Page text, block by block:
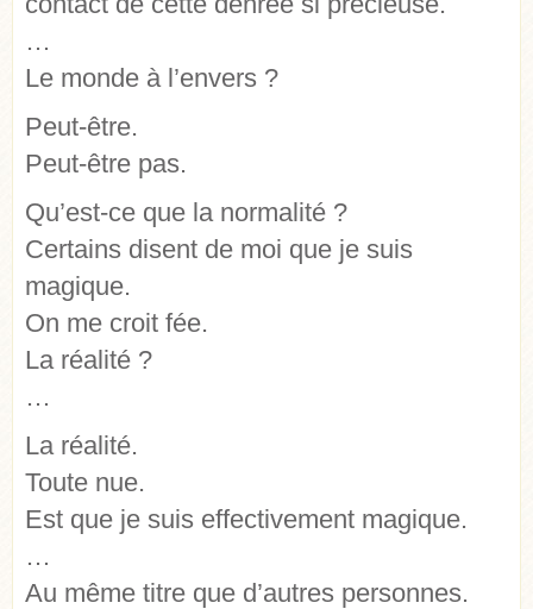
…
Le monde à l’envers ?
Peut-être.
Peut-être pas.
Qu’est-ce que la normalité ?
Certains disent de moi que je suis
magique.
On me croit fée.
La réalité ?
…
La réalité.
Toute nue.
Est que je suis effectivement magique.
…
Au même titre que d’autres personnes.